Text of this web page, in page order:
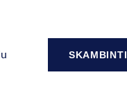
SKAMBINTI